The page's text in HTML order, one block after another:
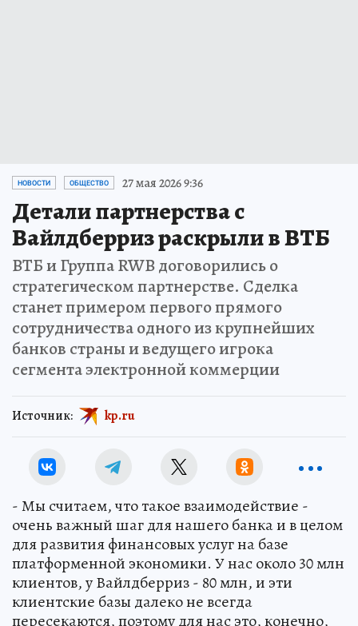
НОВОСТИ ОБЩЕСТВО 27 мая 2026 9:36
Детали партнерства с
Вайлдберриз раскрыли в ВТБ
ВТБ и Группа RWB договорились о
стратегическом партнерстве. Сделка
станет примером первого прямого
сотрудничества одного из крупнейших
банков страны и ведущего игрока
сегмента электронной коммерции
Источник: kp.ru
- Мы считаем, что такое взаимодействие -
очень важный шаг для нашего банка и в целом
для развития финансовых услуг на базе
платформенной экономики. У нас около 30 млн
клиентов, у Вайлдберриз - 80 млн, и эти
клиентские базы далеко не всегда
пересекаются, поэтому для нас это, конечно,